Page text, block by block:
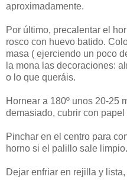
aproximadamente.
Por último, precalentar el
rosco con huevo batido.
masa ( ejerciendo un poco
la mona las decoraciones:
o lo que queráis.
Hornear a 180º unos 20-25
demasiado, cubrir con
Pinchar en el centro para
horno si el palillo sale limpio.
Dejar enfriar en rejilla y